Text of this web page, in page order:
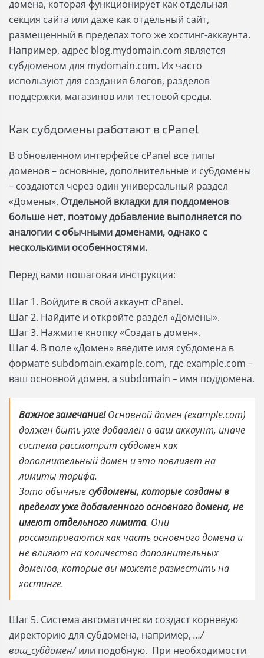
домена, которая функционирует как отдельная
секция сайта или даже как отдельный сайт,
размещенный в пределах того же хостинг-аккаунта.
Например, адрес blog.mydomain.com является
субдоменом для mydomain.com. Их часто
используют для создания блогов, разделов
поддержки, магазинов или тестовой среды.
Как субдомены работают в cPanel
В обновленном интерфейсе cPanel все типы
доменов – основные, дополнительные и субдомены
– создаются через один универсальный раздел
«Домены». Отдельной вкладки для поддоменов
больше нет, поэтому добавление выполняется по
аналогии с обычными доменами, однако с
несколькими особенностями.
Перед вами пошаговая инструкция:
Шаг 1. Войдите в свой аккаунт cPanel.
Шаг 2. Найдите и откройте раздел «Домены».
Шаг 3. Нажмите кнопку «Создать домен».
Шаг 4. В поле «Домен» введите имя субдомена в
формате subdomain.example.com, где example.com –
ваш основной домен, а subdomain – имя поддомена.
Важное замечание!Основной домен (example.com)
должен быть уже добавлен в ваш аккаунт, иначе
система рассмотрит субдомен как
дополнительный домен и это повлияет на
лимиты тарифа.
Зато обычныесубдомены, которые созданы в
пределах уже добавленного основного домена, не
имеют отдельного лимита. Они
рассматриваются как часть основного домена и
не влияют на количество дополнительных
доменов, которые вы можете разместить на
хостинге.
Шаг 5. Система автоматически создаст корневую
директорию для субдомена, например, …/
ваш_субдомен/или подобную. При необходимости